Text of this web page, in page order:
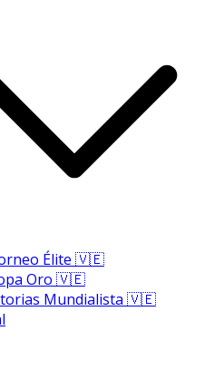
Élite 🇻🇪
Oro 🇻🇪
Mundialista 🇻🇪